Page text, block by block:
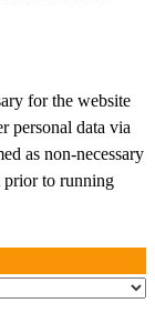
for the website
personal data via
as non-necessary
prior to running